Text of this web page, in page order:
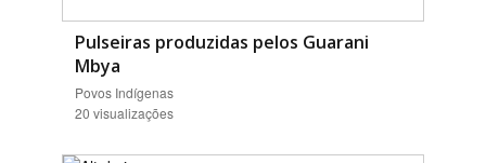
Pulseiras produzidas pelos Guarani
Mbya
Povos Indígenas
20 visualizações